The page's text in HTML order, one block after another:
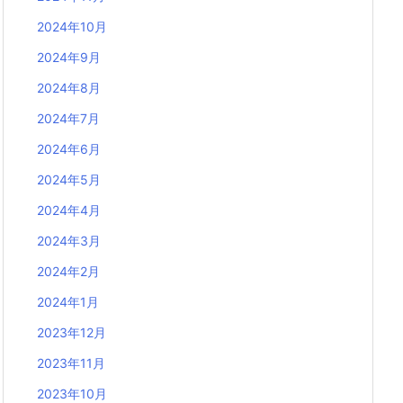
2024年10月
2024年9月
2024年8月
2024年7月
2024年6月
2024年5月
2024年4月
2024年3月
2024年2月
2024年1月
2023年12月
2023年11月
2023年10月